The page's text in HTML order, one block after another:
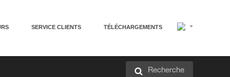
SERVICE CLIENTS TÉLÉCHARGEMENTS
Recherche